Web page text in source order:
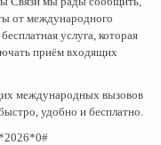
от международного
услуга, которая
приём входящих
международных вызовов
удобно и бесплатно.